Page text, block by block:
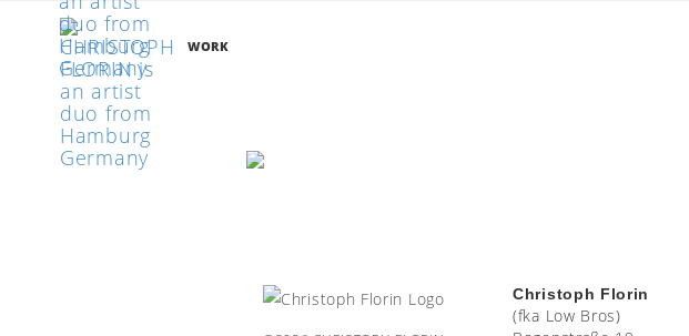
WORK
Christoph Florin
(fka Low Bros)